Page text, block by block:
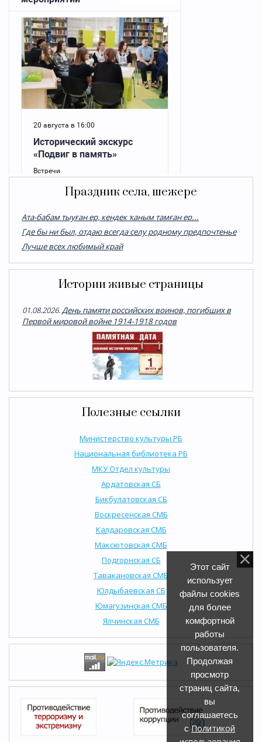
Праздник села, шежере
Ата-бабам тыуған ер, кендек ҡаным тамған ер...
Где бы ни был, отдаю всегда селу родному предпочтенье
Лучше всех любимый край
Истории живые страницы
01.08.2026.День памяти российских воинов, погибших в
Первой мировой войне 1914-1918 годов
Полезные ссылки
Министерство культуры РБ
Национальная библиотека РБ
МКУ Отдел культуры
Ардатовская СБ
Бикбулатовская СБ
Воскресенская СМБ
Калдаровская СМБ
Максютовская СМБ
Подгорнская СБ
Тавакановская СМБ
Юлдыбаевская СБ
Юмагузинская СМБ
Ялчинская СМБ
Этот сайт
использует
файлы cookies
для более
комфортной
работы
пользователя.
Продолжая
просмотр
страниц сайта,
вы
соглашаетесь
сПолитикой